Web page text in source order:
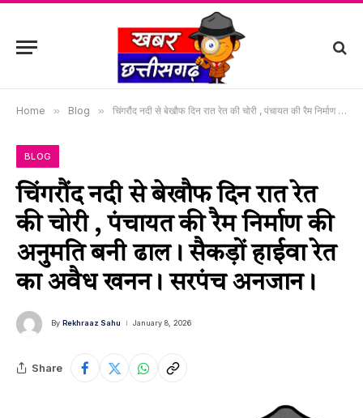
Home » Blog » चिंगरौंद नदी से बेखौफ दिन रात रेत की चोरी , पंचायत की रैम निर्माण की अनुमति बनी ढाल। सैकड़ों हाईवा रेत का अवैध खनन। सरपंच अनजान।
BLOG
चिंगरौंद नदी से बेखौफ दिन रात रेत
की चोरी , पंचायत की रैम निर्माण की
अनुमति बनी ढाल। सैकड़ों हाईवा रेत
का अवैध खनन। सरपंच अनजान।
By Rekhraaz Sahu January 8, 2026
Share